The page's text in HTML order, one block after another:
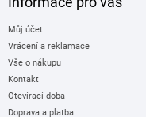
Můj účet
Vrácení a reklamace
Vše o nákupu
Kontakt
Otevírací doba
Doprava a platba